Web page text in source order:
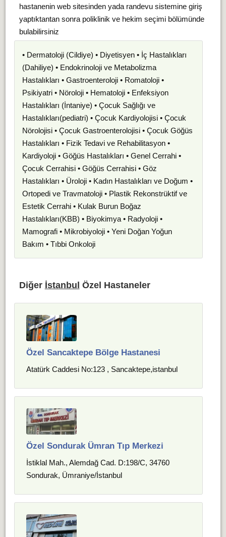
hastanenin web sitesinden yada randevu sistemine giriş
yaptıktantan sonra poliklinik ve hekim seçimi bölümünde
bulabilirsiniz
• Dermatoloji (Cildiye) • Diyetisyen • İç Hastalıkları
(Dahiliye) • Endokrinoloji ve Metabolizma
Hastalıkları • Gastroenteroloji • Romatoloji •
Psikiyatri • Nöroloji • Hematoloji • Enfeksiyon
Hastalıkları (İntaniye) • Çocuk Sağlığı ve
Hastalıkları(pediatri) • Çocuk Kardiyolojisi • Çocuk
Nörolojisi • Çocuk Gastroenterolojisi • Çocuk Göğüs
Hastalıkları • Fizik Tedavi ve Rehabilitasyon •
Kardiyoloji • Göğüs Hastalıkları • Genel Cerrahi •
Çocuk Cerrahisi • Göğüs Cerrahisi • Göz
Hastalıkları • Üroloji • Kadın Hastalıkları ve Doğum •
Ortopedi ve Travmatoloji • Plastik Rekonstrüktif ve
Estetik Cerrahi • Kulak Burun Boğaz
Hastalıkları(KBB) • Biyokimya • Radyoloji •
Mamografi • Mikrobiyoloji • Yeni Doğan Yoğun
Bakım • Tıbbi Onkoloji
Diğer İstanbul Özel Hastaneler
Özel Sancaktepe Bölge Hastanesi
Atatürk Caddesi No:123 , Sancaktepe,istanbul
Özel Sondurak Ümran Tıp Merkezi
İstiklal Mah., Alemdağ Cad. D:198/C, 34760
Sondurak, Ümraniye/İstanbul